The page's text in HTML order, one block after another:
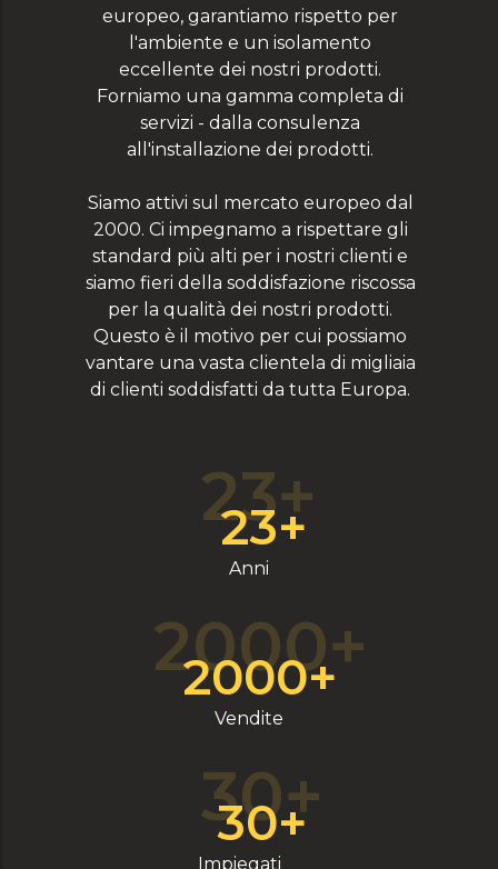
europeo, garantiamo rispetto per
l'ambiente e un isolamento
eccellente dei nostri prodotti.
Forniamo una gamma completa di
servizi - dalla consulenza
all'installazione dei prodotti.
Siamo attivi sul mercato europeo dal
2000. Ci impegnamo a rispettare gli
standard più alti per i nostri clienti e
siamo fieri della soddisfazione riscossa
per la qualità dei nostri prodotti.
Questo è il motivo per cui possiamo
vantare una vasta clientela di migliaia
di clienti soddisfatti da tutta Europa.
23+
2000+
30+
Anni
23+
2000+
Vendite
30+
Impiegati